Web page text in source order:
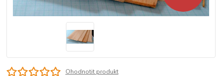
Ohodnotit produkt